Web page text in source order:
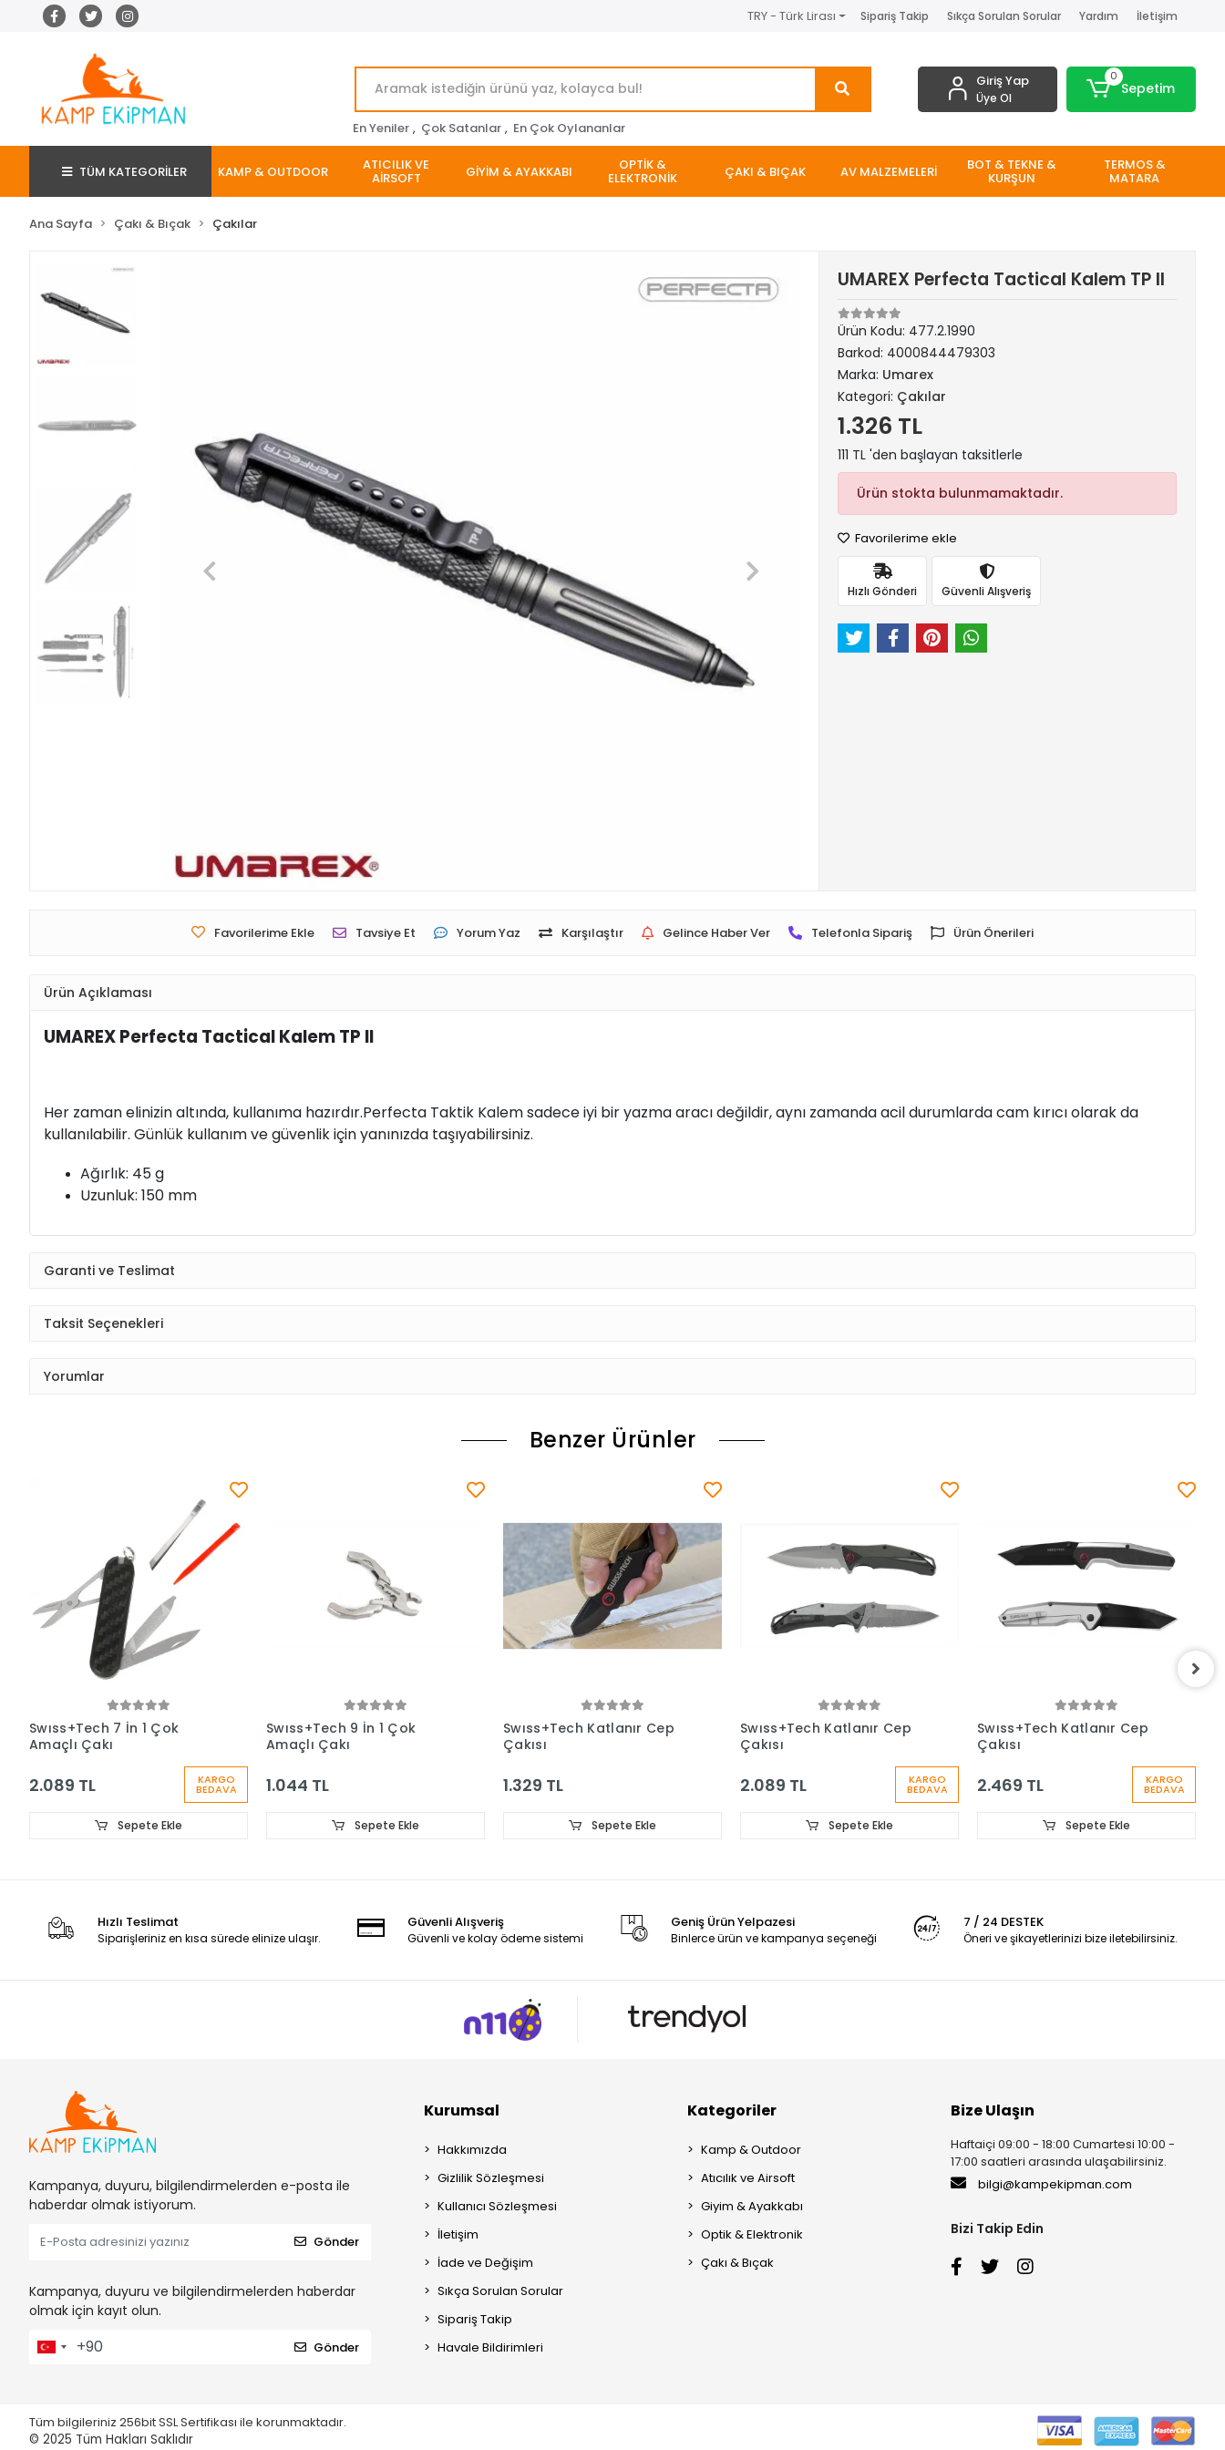
TRY - Türk Lirası Sipariş Takip Sıkça Sorulan Sorular Yardım İletişim
En Yeniler , Çok Satanlar , En Çok Oylananlar
Giriş Yap
Üye Ol
0
Sepetim
TÜM KATEGORİLER KAMP & OUTDOOR ATICILIK VE
AİRSOFT GİYİM & AYAKKABI OPTİK &
ELEKTRONİK ÇAKI & BIÇAK AV MALZEMELERİ BOT & TEKNE &
KURŞUN
TERMOS &
MATARA
Ana Sayfa Çakı & Bıçak Çakılar
UMAREX Perfecta Tactical Kalem TP II
Ürün Kodu: 477.2.1990
Barkod: 4000844479303
Marka: Umarex
Kategori: Çakılar
1.326 TL
111 TL 'den başlayan taksitlerle
Ürün stokta bulunmamaktadır.
Favorilerime ekle
Hızlı Gönderi Güvenli Alışveriş
Favorilerime Ekle Tavsiye Et Yorum Yaz Karşılaştır Gelince Haber Ver Telefonla Sipariş Ürün Önerileri
Ürün Açıklaması
UMAREX Perfecta Tactical Kalem TP II
Her zaman elinizin altında, kullanıma hazırdır.Perfecta Taktik Kalem sadece iyi bir yazma aracı değildir, aynı zamanda acil durumlarda cam kırıcı olarak da
kullanılabilir. Günlük kullanım ve güvenlik için yanınızda taşıyabilirsiniz.
Ağırlık: 45 g
Uzunluk: 150 mm
Garanti ve Teslimat
Taksit Seçenekleri
Yorumlar
Benzer Ürünler
Swıss+Tech 7 İn 1 Çok
Amaçlı Çakı
2.089 TL KARGO
BEDAVA
Sepete Ekle
Swıss+Tech 9 İn 1 Çok
Amaçlı Çakı
1.044 TL
Sepete Ekle
Swıss+Tech Katlanır Cep
Çakısı
1.329 TL
Sepete Ekle
Swıss+Tech Katlanır Cep
Çakısı
2.089 TL KARGO
BEDAVA
Sepete Ekle
Swıss+Tech Katlanır Cep
Çakısı
2.469 TL KARGO
BEDAVA
Sepete Ekle
Hızlı Teslimat
Siparişleriniz en kısa sürede elinize ulaşır.
Güvenli Alışveriş
Güvenli ve kolay ödeme sistemi
Geniş Ürün Yelpazesi
Binlerce ürün ve kampanya seçeneği
7 / 24 DESTEK
Öneri ve şikayetlerinizi bize iletebilirsiniz.
Kampanya, duyuru, bilgilendirmelerden e-posta ile
haberdar olmak istiyorum.
Gönder
Kampanya, duyuru ve bilgilendirmelerden haberdar
olmak için kayıt olun.
Gönder
Kurumsal
Hakkımızda
Gizlilik Sözleşmesi
Kullanıcı Sözleşmesi
İletişim
İade ve Değişim
Sıkça Sorulan Sorular
Sipariş Takip
Havale Bildirimleri
Kategoriler
Kamp & Outdoor
Atıcılık ve Airsoft
Giyim & Ayakkabı
Optik & Elektronik
Çakı & Bıçak
Bize Ulaşın
Haftaiçi 09:00 - 18:00 Cumartesi 10:00 -
17:00 saatleri arasında ulaşabilirsiniz.
bilgi@kampekipman.com
Bizi Takip Edin
Tüm bilgileriniz 256bit SSL Sertifikası ile korunmaktadır.
© 2025 Tüm Hakları Saklıdır